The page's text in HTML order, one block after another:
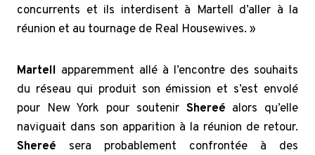
concurrents et ils interdisent à Martell d’aller à la
réunion et au tournage de Real Housewives. »
Martell apparemment allé à l’encontre des souhaits
du réseau qui produit son émission et s’est envolé
pour New York pour soutenir Shereé alors qu’elle
naviguait dans son apparition à la réunion de retour.
Shereé sera probablement confrontée à des